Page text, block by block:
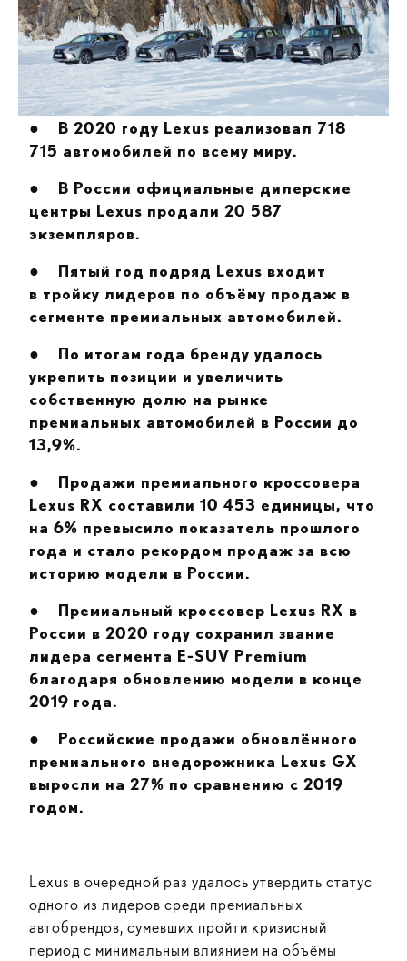
● В 2020 году Lexus реализовал 718
715 автомобилей по всему миру.
● В России официальные дилерские
центры Lexus продали 20 587
экземпляров.
● Пятый год подряд Lexus входит
в тройку лидеров по объёму продаж в
сегменте премиальных автомобилей.
● По итогам года бренду удалось
укрепить позиции и увеличить
собственную долю на рынке
премиальных автомобилей в России до
13,9%.
● Продажи премиального кроссовера
Lexus RX составили 10 453 единицы, что
на 6% превысило показатель прошлого
года и стало рекордом продаж за всю
историю модели в России.
● Премиальный кроссовер Lexus RX в
России в 2020 году сохранил звание
лидера сегмента E-SUV Premium
благодаря обновлению модели в конце
2019 года.
● Российские продажи обновлённого
премиального внедорожника Lexus GX
выросли на 27% по сравнению с 2019
годом.
Lexus в очередной раз удалось утвердить статус
одного из лидеров среди премиальных
автобрендов, сумевших пройти кризисный
период с минимальным влиянием на объёмы